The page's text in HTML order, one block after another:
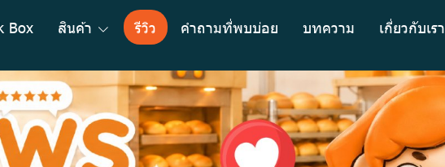
Box สินค้า รีวิว คำถามที่พบบ่อย บทความ เกี่ยวกับเรา